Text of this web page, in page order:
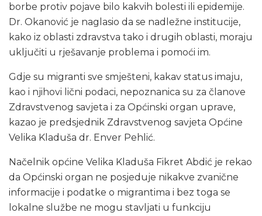
borbe protiv pojave bilo kakvih bolesti ili epidemije.
Dr. Okanović je naglasio da se nadležne institucije,
kako iz oblasti zdravstva tako i drugih oblasti, moraju
uključiti u rješavanje problema i pomoći im.
Gdje su migranti sve smješteni, kakav status imaju,
kao i njihovi lični podaci, nepoznanica su za članove
Zdravstvenog savjeta i za Općinski organ uprave,
kazao je predsjednik Zdravstvenog savjeta Općine
Velika Kladuša dr. Enver Pehlić.
Načelnik općine Velika Kladuša Fikret Abdić je rekao
da Općinski organ ne posjeduje nikakve zvanične
informacije i podatke o migrantima i bez toga se
lokalne službe ne mogu stavljati u funkciju